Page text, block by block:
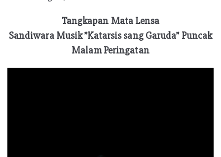
Tangkapan Mata Lensa
Sandiwara Musik ”Katarsis sang Garuda” Puncak
Malam Peringatan